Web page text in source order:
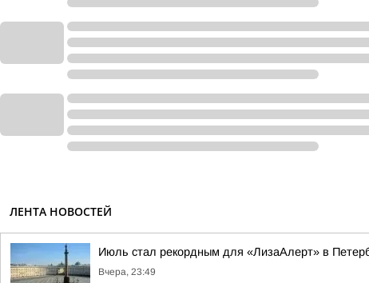
ЛЕНТА НОВОСТЕЙ
Июль стал рекордным для «ЛизаАлерт» в
Вчера, 23:49